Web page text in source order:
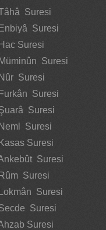
Suresi
Suresi
Suresi
Suresi
Suresi
Suresi
Suresi
Suresi
Suresi
Suresi
Suresi
Suresi
Suresi
Suresi